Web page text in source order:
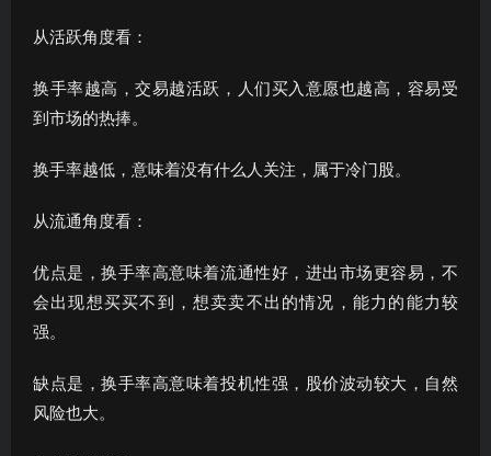
从活跃角度看：
换手率越高，交易越活跃，人们买入意愿也越高，容易受
到市场的热捧。
换手率越低，意味着没有什么人关注，属于冷门股。
从流通角度看：
优点是，换手率高意味着流通性好，进出市场更容易，不
会出现想买买不到，想卖卖不出的情况，能力的能力较
强。
缺点是，换手率高意味着投机性强，股价波动较大，自然
风险也大。